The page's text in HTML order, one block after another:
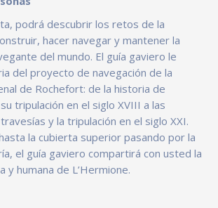
podrá descubrir los retos de la
hacer navegar y mantener la
del mundo. El guía gaviero le
del proyecto de navegación de la
de Rochefort: de la historia de
tripulación en el siglo XVIII a las
y la tripulación en el siglo XXI.
la cubierta superior pasando por la
el guía gaviero compartirá con usted la
y humana de L’Hermione.